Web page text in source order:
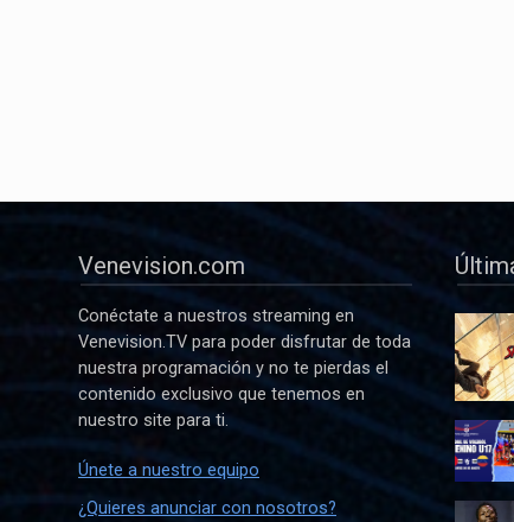
Venevision.com
Conéctate a nuestros streaming en
Venevision.TV para poder disfrutar de toda
nuestra programación y no te pierdas el
contenido exclusivo que tenemos en
nuestro site para ti.
Únete a nuestro equipo
¿Quieres anunciar con nosotros?